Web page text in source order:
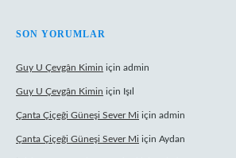
SON YORUMLAR
Guy U Çevgân Kimin için admin
Guy U Çevgân Kimin için Işıl
Çanta Çiçeği Güneşi Sever Mi için admin
Çanta Çiçeği Güneşi Sever Mi için Aydan